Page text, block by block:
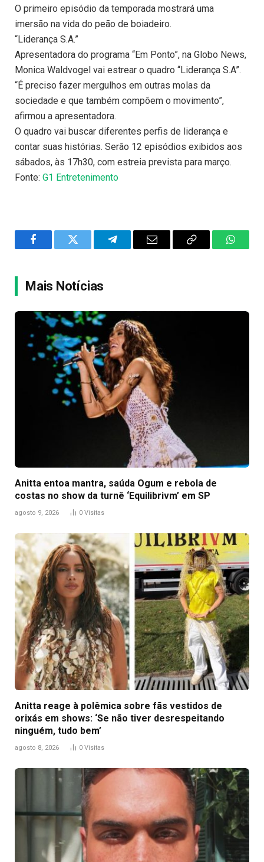
O primeiro episódio da temporada mostrará uma
imersão na vida do peão de boiadeiro.
“Liderança S.A.”
Apresentadora do programa “Em Ponto”, na Globo News,
Monica Waldvogel vai estrear o quadro “Liderança S.A”.
“É preciso fazer mergulhos em outras molas da
sociedade e que também compõem o movimento”,
afirmou a apresentadora.
O quadro vai buscar diferentes perfis de liderança e
contar suas histórias. Serão 12 episódios exibidos aos
sábados, às 17h30, com estreia prevista para março.
Fonte: G1 Entretenimento
FacebookTwitter TelegramEmail
Copy
Mais Notícias
Anitta entoa mantra, saúda Ogum e rebola de
costas no show da turnê ‘Equilibrivm’ em SP
agosto 9, 2026 0 Visitas
Anitta reage à polêmica sobre fãs vestidos de
orixás em shows: ‘Se não tiver desrespeitando
ninguém, tudo bem’
agosto 8, 2026 0 Visitas